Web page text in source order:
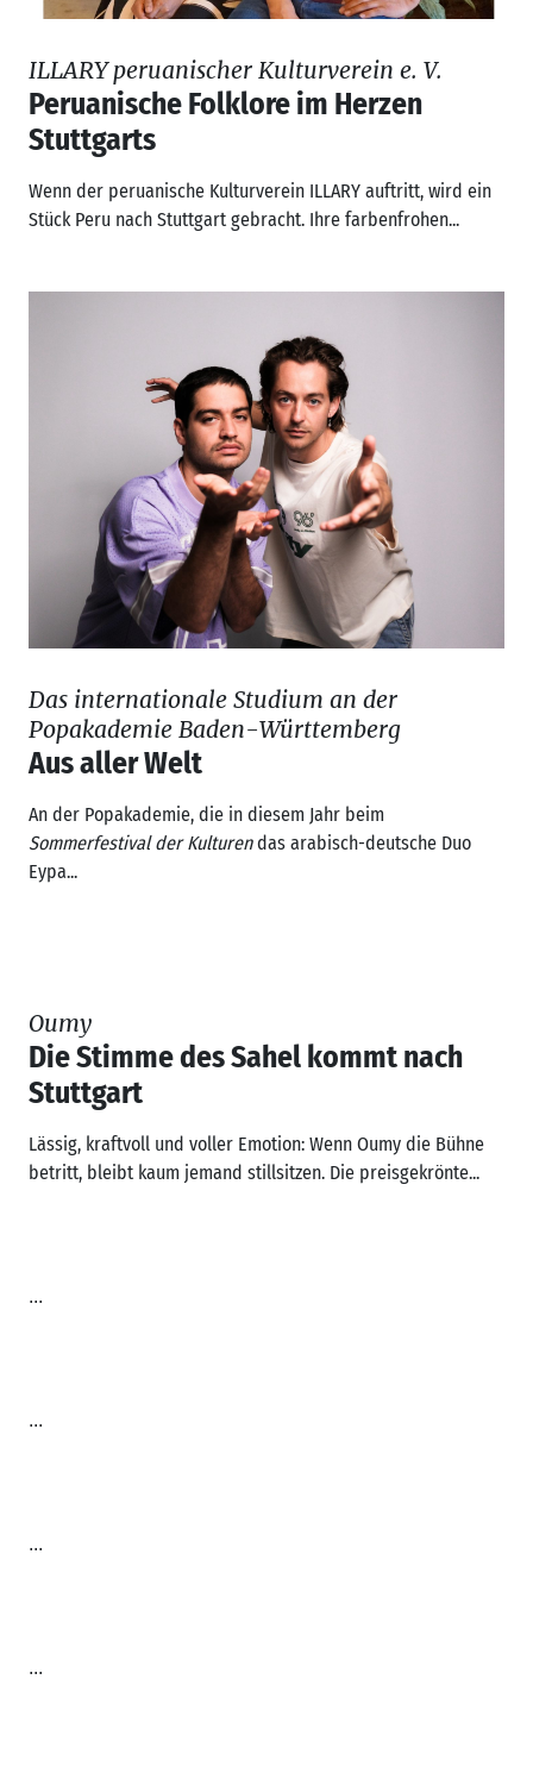
ILLARY peruanischer Kulturverein e. V.
Peruanische Folklore im Herzen
Stuttgarts
Wenn der peruanische Kulturverein ILLARY auftritt, wird ein
Stück Peru nach Stuttgart gebracht. Ihre farbenfrohen...
Das internationale Studium an der
Popakademie Baden-Württemberg
Aus aller Welt
An der Popakademie, die in diesem Jahr beim
Sommerfestival der Kulturendas arabisch-deutsche Duo
Eypa...
Oumy
Die Stimme des Sahel kommt nach
Stuttgart
Lässig, kraftvoll und voller Emotion: Wenn Oumy die Bühne
betritt, bleibt kaum jemand stillsitzen. Die preisgekrönte...
...
...
...
...